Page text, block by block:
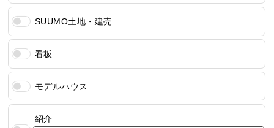
SUUMO土地・建売
看板
モデルハウス
紹介